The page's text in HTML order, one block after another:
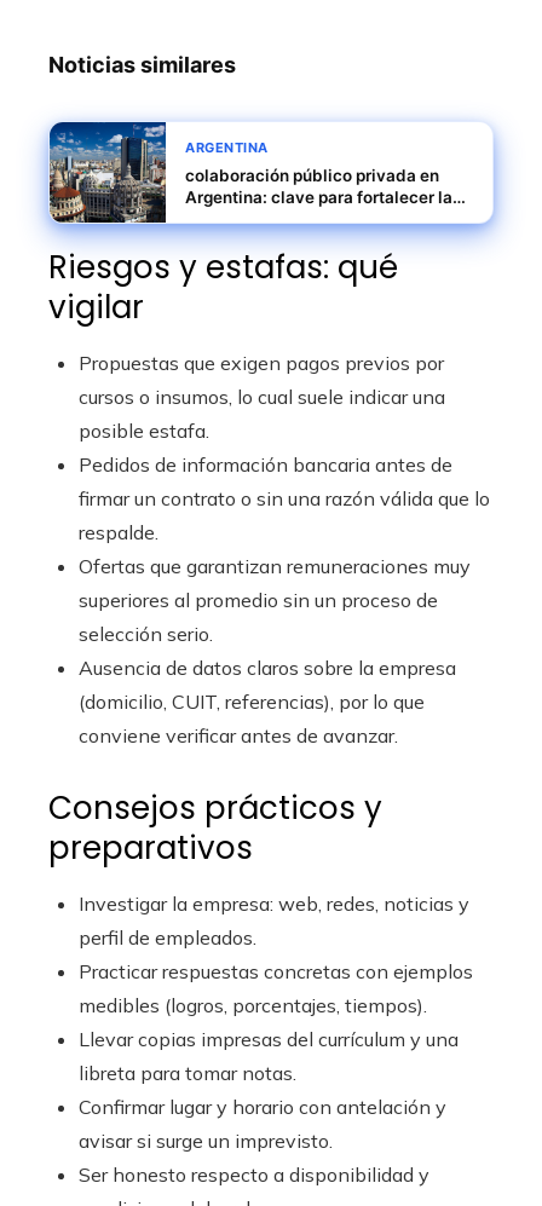
Noticias similares
ARGENTINA
colaboración público privada en
Argentina: clave para fortalecer la
economía y atraer inversiones
Riesgos y estafas: qué
vigilar
Propuestas que exigen pagos previos por
cursos o insumos, lo cual suele indicar una
posible estafa.
Pedidos de información bancaria antes de
firmar un contrato o sin una razón válida que lo
respalde.
Ofertas que garantizan remuneraciones muy
superiores al promedio sin un proceso de
selección serio.
Ausencia de datos claros sobre la empresa
(domicilio, CUIT, referencias), por lo que
conviene verificar antes de avanzar.
Consejos prácticos y
preparativos
Investigar la empresa: web, redes, noticias y
perfil de empleados.
Practicar respuestas concretas con ejemplos
medibles (logros, porcentajes, tiempos).
Llevar copias impresas del currículum y una
libreta para tomar notas.
Confirmar lugar y horario con antelación y
avisar si surge un imprevisto.
Ser honesto respecto a disponibilidad y